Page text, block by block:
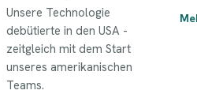
Unsere Technologie
debütierte in den USA -
zeitgleich mit dem Start
unseres amerikanischen
Teams.